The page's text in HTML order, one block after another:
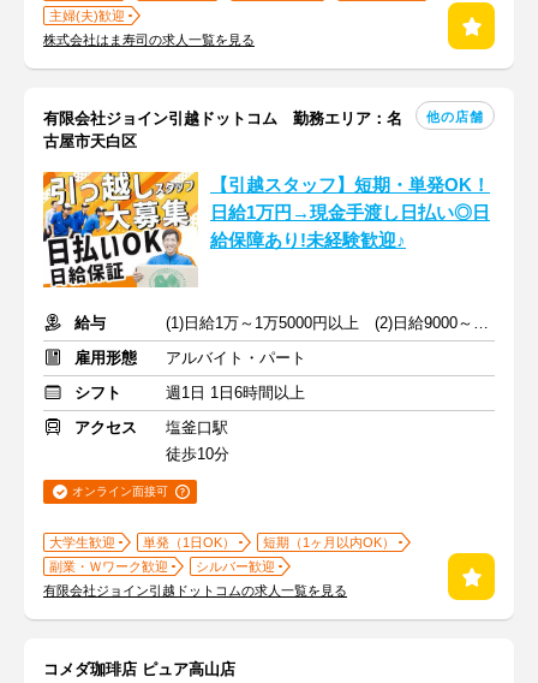
主婦(夫)歓迎
株式会社はま寿司の求人一覧を見る
有限会社ジョイン引越ドットコム 勤務エリア：名
古屋市天白区
他の店舗
【引越スタッフ】短期・単発OK！
日給1万円→現金手渡し日払い◎日
給保障あり!未経験歓迎♪
給与
(1)日給1万～1万5000円以上 (2)日給9000～9500円以上
雇用形態
アルバイト・パート
シフト
週1日 1日6時間以上
アクセス
塩釜口駅
徒歩10分
オンライン面接可
大学生歓迎 単発（1日OK）
短期（1ヶ月以内OK）
副業・Ｗワーク歓迎
シルバー歓迎
有限会社ジョイン引越ドットコムの求人一覧を見る
コメダ珈琲店 ピュア高山店